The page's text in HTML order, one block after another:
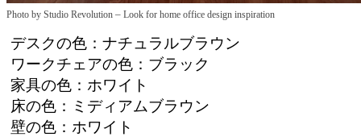
Photo by Studio Revolution – Look for home office design inspiration
デスクの色：ナチュラルブラウン
ワークチェアの色：ブラック
家具の色：ホワイト
床の色：ミディアムブラウン
壁の色：ホワイト